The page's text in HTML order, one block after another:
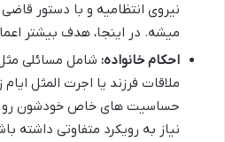
نیروی انتظامیه و با دستور
میشه. در اینجا، هدف بیشتر
احکام خانواده: شامل مسائلی
ملاقات فرزند یا اجرت المثل
حساسیت های خاص خودشون رو
نیاز به رویکرد متفاوتی داشته